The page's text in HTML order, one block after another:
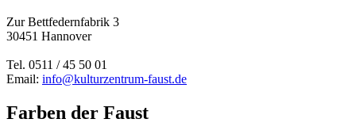
Zur Bettfedernfabrik 3
30451 Hannover
Tel. 0511 / 45 50 01
Email: info@kulturzentrum-faust.de
Farben der Faust